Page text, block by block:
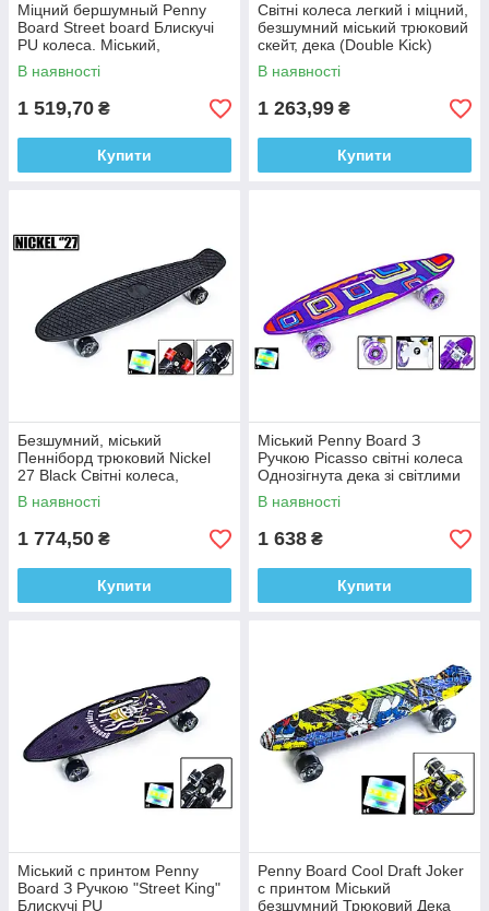
Міцний беpшумный Penny
Board Street board Блискучі
PU колеса. Міський,
трюковий
В наявності
1 519,70 ₴
Купити
Світні колеса легкий і міцний,
безшумний міський трюковий
скейт, дека (Double Kick)
Penny Board Violet
В наявності
1 263,99 ₴
Купити
Безшумний, міський
Пенніборд трюковий Nickel
27 Black Світні колеса,
легкий, міцний
В наявності
1 774,50 ₴
Купити
Міський Penny Board З
Ручкою Picasso світні колеса
Однозігнута дека зі світлими
колесами PU, безшумний
трюковий
В наявності
1 638 ₴
Купити
Міський с принтом Penny
Board З Ручкою "Street King"
Блискучі PU
Penny Board Cool Draft Joker
с принтом Міський
безшумний Трюковий Дека